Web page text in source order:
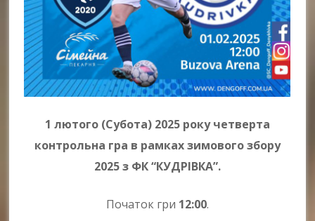
1 лютого (Субота) 2025 року четверта
контрольна гра в рамках зимового збору
2025 з ФК “КУДРІВКА”.
Початок гри 12:00.